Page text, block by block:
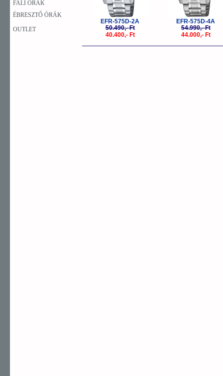
FALI ÓRÁK
ÉBRESZTŐ ÓRÁK
OUTLET
EFR-575D-2A
50.490,- Ft
40.400,- Ft
EFR-575D-4A
54.990,- Ft
44.000,- Ft